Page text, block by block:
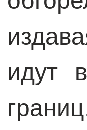
идут